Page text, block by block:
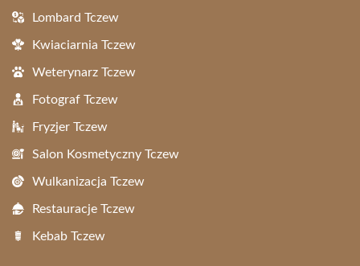
Lombard Tczew
Kwiaciarnia Tczew
Weterynarz Tczew
Fotograf Tczew
Fryzjer Tczew
Salon Kosmetyczny Tczew
Wulkanizacja Tczew
Restauracje Tczew
Kebab Tczew